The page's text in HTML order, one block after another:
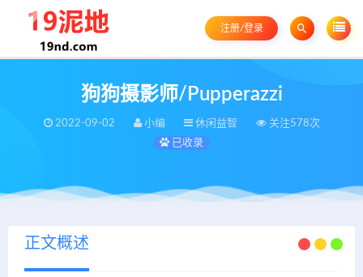
注册/登录
狗狗摄影师/Pupperazzi
2022-09-02 小编 休闲益智
关注578次
已收录
正文概述